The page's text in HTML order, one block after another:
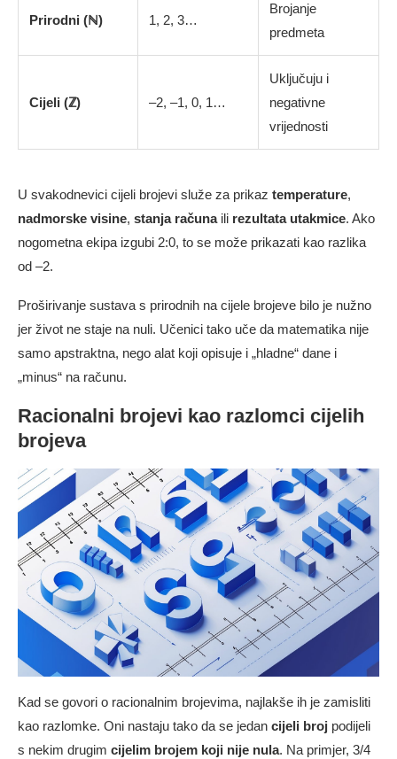
Prirodni (ℕ) 1, 2, 3…
Brojanje
predmeta
Cijeli (ℤ) –2, –1, 0, 1…
Uključuju i
negativne
vrijednosti
U svakodnevici cijeli brojevi služe za prikaz temperature,
nadmorske visine, stanja računaili rezultata utakmice. Ako
nogometna ekipa izgubi 2:0, to se može prikazati kao razlika
od –2.
Proširivanje sustava s prirodnih na cijele brojeve bilo je nužno
jer život ne staje na nuli. Učenici tako uče da matematika nije
samo apstraktna, nego alat koji opisuje i „hladne“ dane i
„minus“ na računu.
Racionalni brojevi kao razlomci cijelih
brojeva
Kad se govori o racionalnim brojevima, najlakše ih je zamisliti
kao razlomke. Oni nastaju tako da se jedan cijeli broj podijeli
s nekim drugim cijelim brojem koji nije nula. Na primjer, 3/4